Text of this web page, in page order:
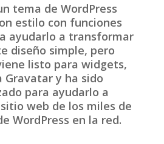
tema de WordPress
estilo con funciones
ayudarlo a transformar
diseño simple, pero
listo para widgets,
Gravatar y ha sido
para ayudarlo a
web de los miles de
WordPress en la red.